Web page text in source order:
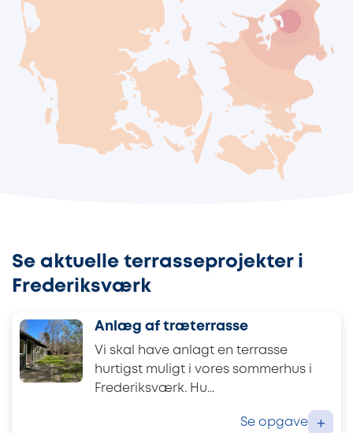
Se aktuelle terrasseprojekter i
Frederiksværk
Anlæg af træterrasse
Vi skal have anlagt en terrasse
hurtigst muligt i vores sommerhus i
Frederiksværk. Hu...
Se opgave +